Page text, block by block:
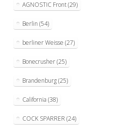
AGNOSTIC Front(29)
Berlin (54)
berliner Weisse (27)
Bonecrusher(25)
Brandenburg(25)
California (38)
COCK SPARRER (24)